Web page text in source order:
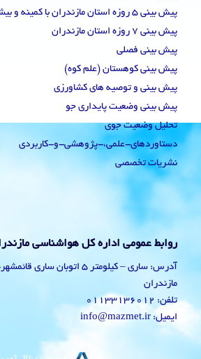
پیش بینی 5 روزه استان مازندران با کمینه و بیشینه دما
پیش بینی 7 روزه استان مازندران
پیش بینی فصلی
پیش بینی کوهستان (علم کوه)
پیش بینی و توصیه های کشاورزی
پیش بینی وضعیت پایداری جو
تحلیل وضعیت جوی
دستاوردهای-علمی،-پژوهشی-و-کاربردی
نشریات تخصصی
روابط عمومی اداره کل هواشناسی
آدرس: ساری – کیلومتر 5 اتوبان
مازندران
تلفن: 01133136012
ایمیل: info@mazmet.ir